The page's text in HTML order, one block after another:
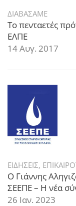
ΔΙΑΒΑΣΑΜΕ
Το πενταετές
ΕΛΠΕ
14 Αυγ. 2017
ΕΙΔΗΣΕΙΣ,
Ο Γιάννης
ΣΕΕΠΕ – Η νέα
26 Ιαν. 2023